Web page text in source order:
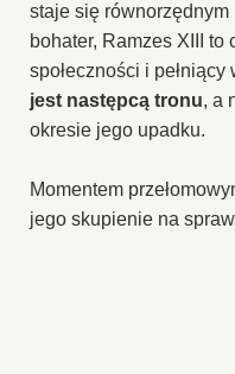
staje się równorzędnym
bohater, Ramzes XIII to
społeczności i
jest następcą tronu, a
okresie jego upadku.
Momentem
jego skupienie na